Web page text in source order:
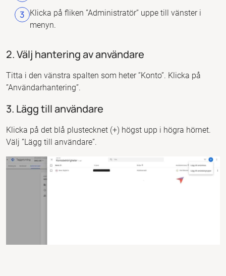
Klicka på fliken ”Administratör” uppe till vänster i
menyn.
2. Välj hantering av användare
Titta i den vänstra spalten som heter ”Konto”. Klicka på
”Användarhantering”.
3. Lägg till användare
Klicka på det blå plustecknet (+) högst upp i högra hörnet.
Välj ”Lägg till användare”.